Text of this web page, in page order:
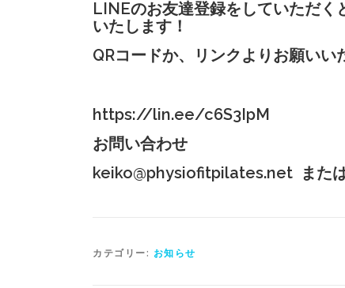
LINEのお友達登録をしていただく
いたします！
QRコードか、リンクよりお願いい
https://lin.ee/c6S3IpM
お問い合わせ
keiko@physiofitpilates.net また
カテゴリー: お知らせ